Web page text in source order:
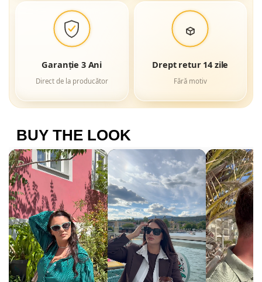
Garanție 3 Ani
Direct de la producător
Drept retur 14 zile
Fără motiv
BUY THE LOOK